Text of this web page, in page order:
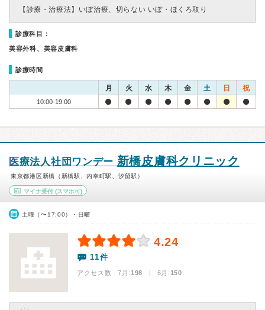
【診療・治療法】 いぼ治療、切らない いぼ・ほくろ取り
診療科目：
美容外科、美容皮膚科
診療時間
月 火 水 木 金 土 日 祝
10:00-19:00
医療法人社団ワンデー 新橋皮膚科クリニック
東京都港区新橋（新橋駅、内幸町駅、汐留駅）
マイナ受付 (スマホ可)
土曜（〜17:00）・日曜
4.24
11件
アクセス数 7月:198 | 6月:150